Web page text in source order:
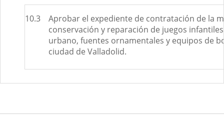
10.3
Aprobar el expediente de contratación de la
conservación y reparación de juegos
urbano, fuentes ornamentales y equipos de
ciudad de Valladolid.